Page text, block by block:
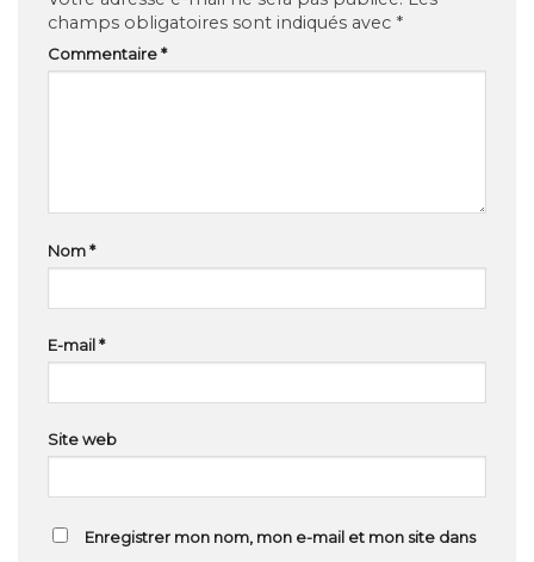
champs obligatoires sont indiqués avec *
Commentaire*
Nom*
E-mail*
Site web
Enregistrer mon nom, mon e-mail et mon site dans